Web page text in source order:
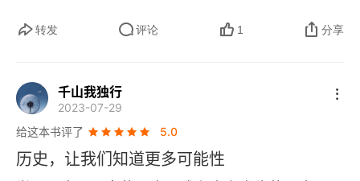
三、经典物理学拒绝时间之矢
五、量子力学对时间观的影响
第七章 物理时间的哲学反思
时间（ Sociotemporal
），对应人类社会的组织、
管理和其他文化现象。弗雷泽认为，这六个时间等
级是随物质世界一道进化的，通过对这个进化复合
主观体验的不可逆流逝感，体现于历史意识与生命
延”）。从古希腊的循环时间观（如柏拉图将时间等
同于天球运动），追求永恒而消解流变；到基督教
所宣扬的线性时间观的确立，以耶稣诞生为原点，
赋予时间方向性与救赎意义；再到工业革命时期，
转发 评论 1 分享
千山我独行
2023-07-29
给这本书评了
5.0
历史，让我们知道更多可能性